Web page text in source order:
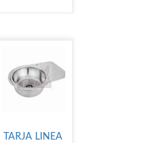
TARJA LINEA